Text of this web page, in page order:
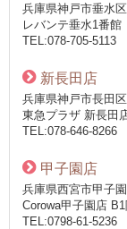
兵庫県神戸市垂水
レバンテ垂水1番館
TEL:078-705-5113
新長田店
兵庫県神戸市長田
東急プラザ 新長田
TEL:078-646-8266
甲子園店
兵庫県西宮市甲子
Corowa甲子園店
TEL:0798-61-5236